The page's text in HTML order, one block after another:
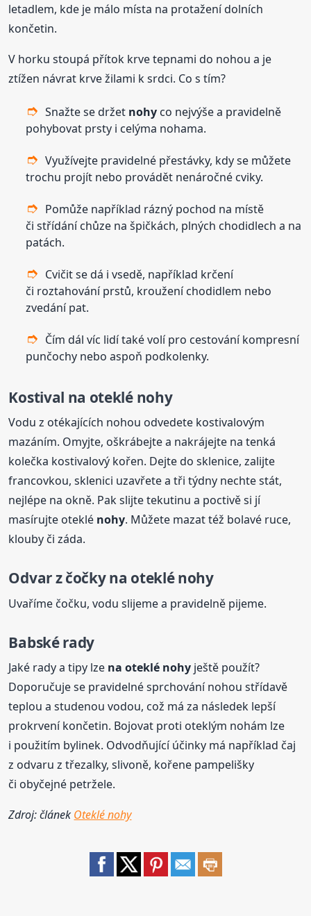
letadlem, kde je málo místa na protažení dolních
končetin.
V horku stoupá přítok krve tepnami do nohou a je
ztížen návrat krve žilami k srdci. Co s tím?
Snažte se držet nohy co nejvýše a pravidelně
pohybovat prsty i celýma nohama.
Využívejte pravidelné přestávky, kdy se můžete
trochu projít nebo provádět nenáročné cviky.
Pomůže například rázný pochod na místě
či střídání chůze na špičkách, plných chodidlech a na
patách.
Cvičit se dá i vsedě, například krčení
či roztahování prstů, kroužení chodidlem nebo
zvedání pat.
Čím dál víc lidí také volí pro cestování kompresní
punčochy nebo aspoň podkolenky.
Kostival na oteklé nohy
Vodu z otékajících nohou odvedete kostivalovým
mazáním. Omyjte, oškrábejte a nakrájejte na tenká
kolečka kostivalový kořen. Dejte do sklenice, zalijte
francovkou, sklenici uzavřete a tři týdny nechte stát,
nejlépe na okně. Pak slijte tekutinu a poctivě si jí
masírujte oteklé nohy. Můžete mazat též bolavé ruce,
klouby či záda.
Odvar z čočkyna oteklé nohy
Uvaříme čočku, vodu slijeme a pravidelně pijeme.
Babské rady
Jaké rady a tipy lze na oteklé nohy ještě použít?
Doporučuje se pravidelné sprchování nohou střídavě
teplou a studenou vodou, což má za následek lepší
prokrvení končetin. Bojovat proti oteklým nohám lze
i použitím bylinek. Odvodňující účinky má například čaj
z odvaru z třezalky, slivoně, kořene pampelišky
či obyčejné petržele.
Zdroj: článek Oteklé nohy